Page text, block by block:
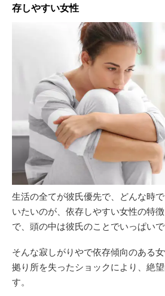
存しやすい女性
生活の全てが彼氏優先で、どんな時
いたいのが、依存しやすい女性の特
で、頭の中は彼氏のことでいっぱいで
そんな寂しがりやで依存傾向のある
拠り所を失ったショックにより、絶
す。